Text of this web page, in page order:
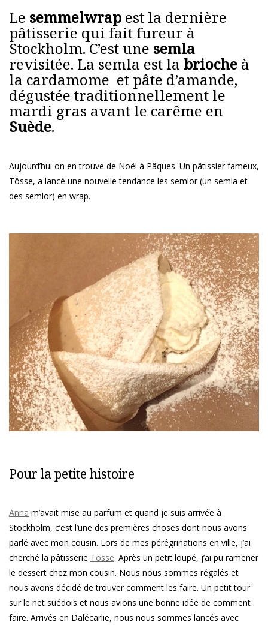
Le semmelwrap est la dernière
pâtisserie qui fait fureur à
Stockholm. C’est une semla
revisitée. La semla est la brioche à
la cardamome et pâte d’amande,
dégustée traditionnellement le
mardi gras avant le carême en
Suède.
Aujourd’hui on en trouve de Noël à Pâques. Un pâtissier fameux,
Tösse, a lancé une nouvelle tendance les semlor (un semla et
des semlor) en wrap.
Pour la petite histoire
Anna m’avait mise au parfum et quand je suis arrivée à
Stockholm, c’est l’une des premières choses dont nous avons
parlé avec mon cousin. Lors de mes pérégrinations en ville, j’ai
cherché la pâtisserie Tösse. Après un petit loupé, j’ai pu ramener
le dessert chez mon cousin. Nous nous sommes régalés et
nous avons décidé de trouver comment les faire. Un petit tour
sur le net suédois et nous avions une bonne idée de comment
faire. Arrivés en Dalécarlie, nous nous sommes lancés avec